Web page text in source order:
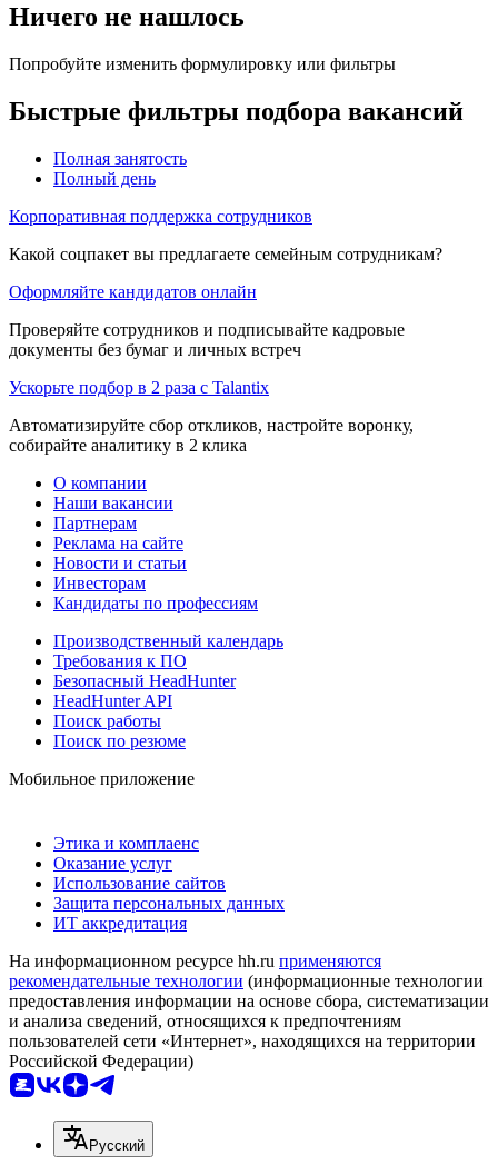
Ничего не нашлось
Попробуйте изменить формулировку или фильтры
Быстрые фильтры подбора вакансий
Полная занятость
Полный день
Корпоративная поддержка сотрудников
Какой соцпакет вы предлагаете семейным сотрудникам?
Оформляйте кандидатов онлайн
Проверяйте сотрудников и подписывайте кадровые
документы без бумаг и личных встреч
Ускорьте подбор в 2 раза с Talantix
Автоматизируйте сбор откликов, настройте воронку,
собирайте аналитику в 2 клика
О компании
Наши вакансии
Партнерам
Реклама на сайте
Новости и статьи
Инвесторам
Кандидаты по профессиям
Производственный календарь
Требования к ПО
Безопасный HeadHunter
HeadHunter API
Поиск работы
Поиск по резюме
Мобильное приложение
Этика и комплаенс
Оказание услуг
Использование сайтов
Защита персональных данных
ИТ аккредитация
На информационном ресурсе hh.ru применяются
рекомендательные технологии (информационные технологии
предоставления информации на основе сбора, систематизации
и анализа сведений, относящихся к предпочтениям
пользователей сети «Интернет», находящихся на территории
Российской Федерации)
Русский